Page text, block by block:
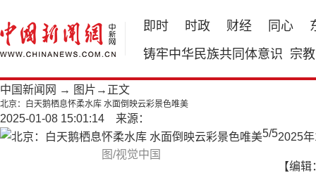
即时 时政 财经 同心
铸牢中华民族共同体意识 宗教
中国新闻网 → 图片 →正文
北京：白天鹅栖息怀柔水库 水面倒映云彩景色唯美
2025-01-08 15:01:14 来源：
图/视觉中国
5/52025
【编